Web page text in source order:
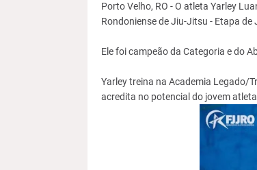
Porto Velho, RO - O atleta Yarley
Rondoniense de Jiu-Jitsu - Etapa
Ele foi campeão da Categoria e do
Yarley treina na Academia Legado/
acredita no potencial do jovem